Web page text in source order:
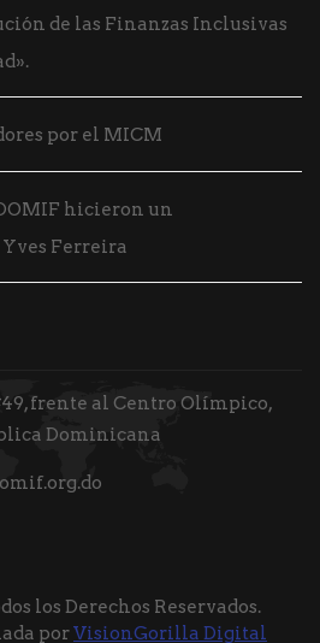
de las Finanzas Inclusivas
por el MICM
hicieron un
Ferreira
frente al Centro Olímpico,
Dominicana
los Derechos Reservados.
porVisionGorilla Digital